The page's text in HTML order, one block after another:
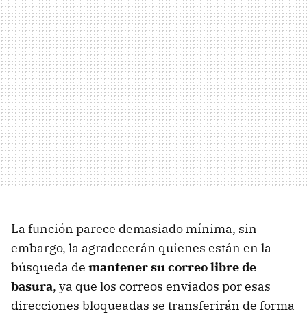
La función parece demasiado mínima, sin
embargo, la agradecerán quienes están en la
búsqueda de mantener su correo libre de
basura, ya que los correos enviados por esas
direcciones bloqueadas se transferirán de forma